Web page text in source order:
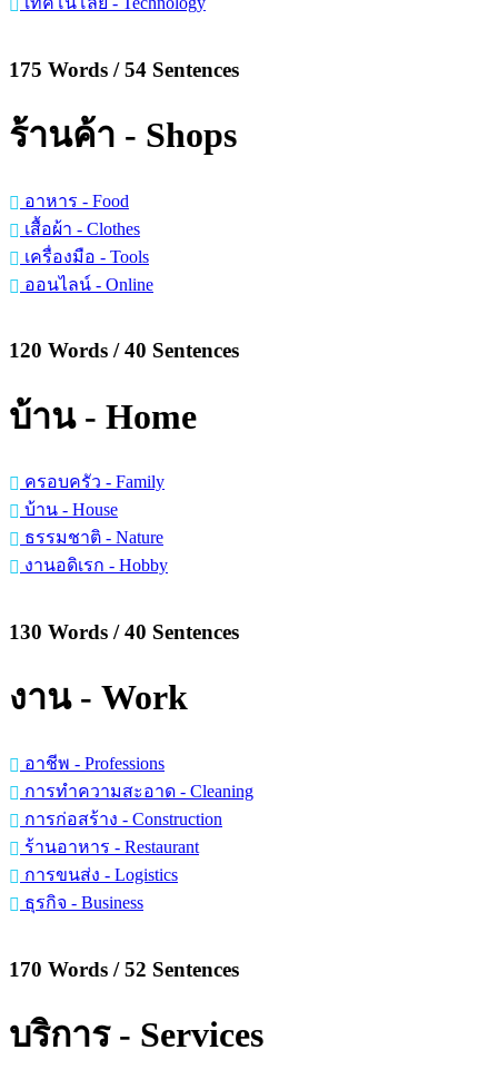
175 Words / 54 Sentences
ร้านค้า - Shops
อาหาร - Food
เสื้อผ้า - Clothes
เครื่องมือ - Tools
ออนไลน์ - Online
120 Words / 40 Sentences
บ้าน - Home
ครอบครัว - Family
บ้าน - House
ธรรมชาติ - Nature
งานอดิเรก - Hobby
130 Words / 40 Sentences
งาน - Work
อาชีพ - Professions
การทำความสะอาด - Cleaning
การก่อสร้าง - Construction
ร้านอาหาร - Restaurant
การขนส่ง - Logistics
ธุรกิจ - Business
170 Words / 52 Sentences
บริการ - Services